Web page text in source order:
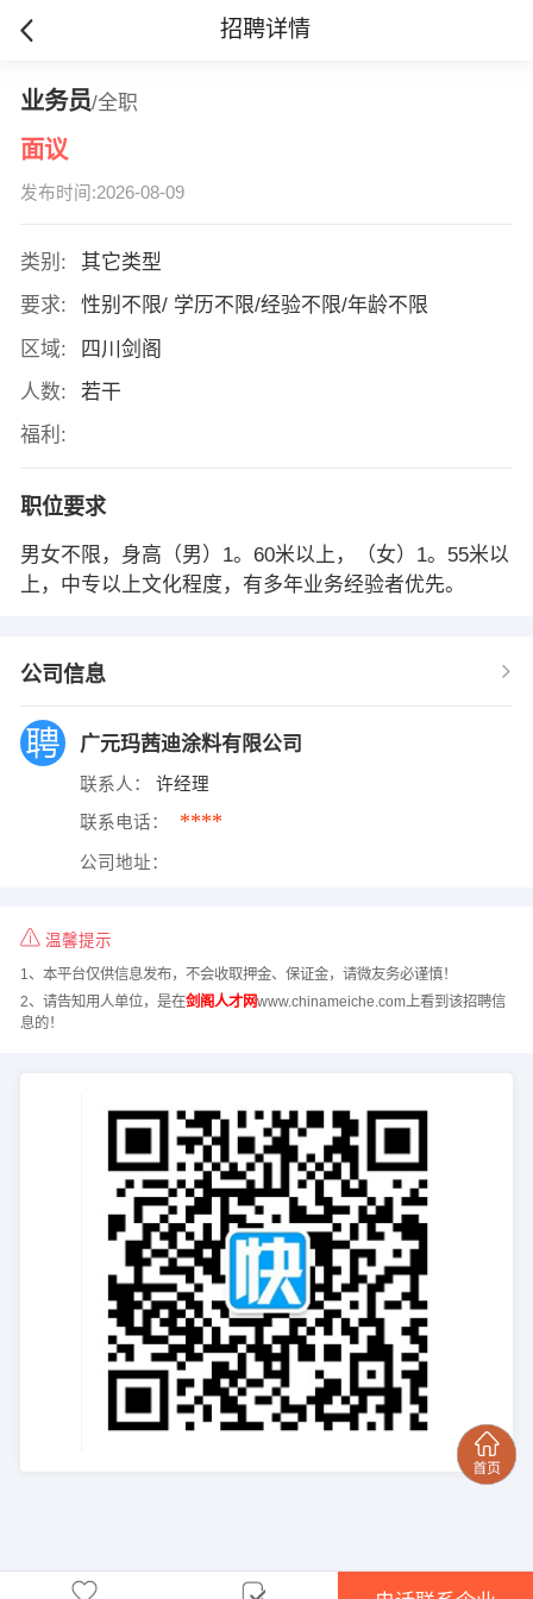
招聘详情
业务员/全职
面议
发布时间:2026-08-09
类别:
其它类型
要求:
性别不限/ 学历不限/经验不限/年龄不限
区域:
四川剑阁
人数:
若干
福利:
职位要求
男女不限，身高（男）1。60米以上，（女）1。55米以
上，中专以上文化程度，有多年业务经验者优先。
公司信息
广元玛茜迪涂料有限公司
联系人： 许经理
联系电话： ****
公司地址：
温馨提示
1、本平台仅供信息发布，不会收取押金、保证金，请微友务必谨慎！
2、请告知用人单位，是在剑阁人才网www.chinameiche.com上看到该招聘信
息的！